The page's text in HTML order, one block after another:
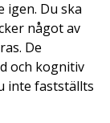
igen. Du ska
något av
De
och kognitiv
inte fastställts